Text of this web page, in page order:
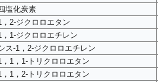
塩化炭素
，2-ジクロロエタン
，1-ジクロロエチレン
ス-1，2-ジクロロエチレン
，1，1-トリクロロエタン
，1，2-トリクロロエタン